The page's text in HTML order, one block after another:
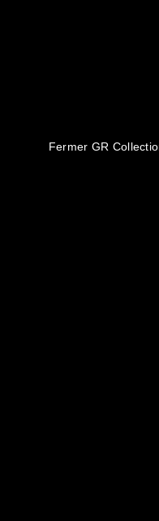
Fermer GR